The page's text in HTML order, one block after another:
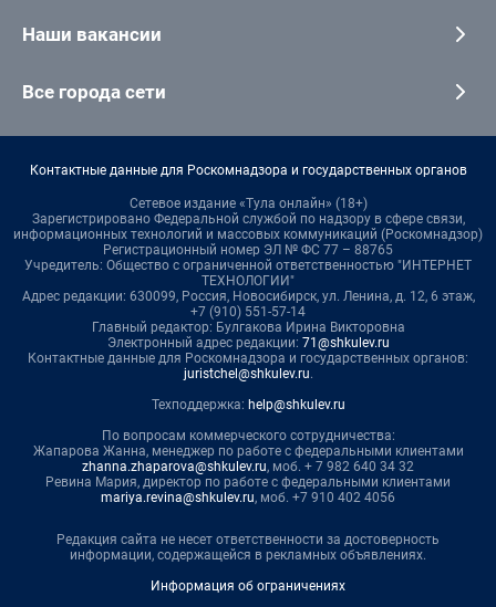
Наши вакансии
Все города сети
Контактные данные для Роскомнадзора и государственных органов
Сетевое издание «Тула онлайн» (18+)
Зарегистрировано Федеральной службой по надзору в сфере связи,
информационных технологий и массовых коммуникаций (Роскомнадзор)
Регистрационный номер ЭЛ № ФС 77 – 88765
Учредитель: Общество с ограниченной ответственностью "ИНТЕРНЕТ
ТЕХНОЛОГИИ"
Адрес редакции: 630099, Россия, Новосибирск, ул. Ленина, д. 12, 6 этаж,
+7 (910) 551-57-14
Главный редактор: Булгакова Ирина Викторовна
Электронный адрес редакции: 71@shkulev.ru
Контактные данные для Роскомнадзора и государственных органов:
juristchel@shkulev.ru.
Техподдержка: help@shkulev.ru
По вопросам коммерческого сотрудничества:
Жапарова Жанна, менеджер по работе с федеральными клиентами
zhanna.zhaparova@shkulev.ru, моб. + 7 982 640 34 32
Ревина Мария, директор по работе с федеральными клиентами
mariya.revina@shkulev.ru, моб. +7 910 402 4056
Редакция сайта не несет ответственности за достоверность
информации, содержащейся в рекламных объявлениях.
Информация об ограничениях